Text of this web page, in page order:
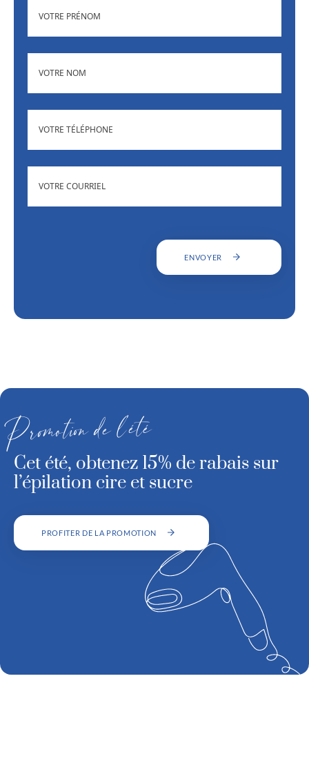
COURRIEL(NÉCESSAIRE)
ENVOYER
Promotion de l’été
Cet été, obtenez 15% de rabais sur
l’épilation cire et sucre
PROFITER DE LA PROMOTION